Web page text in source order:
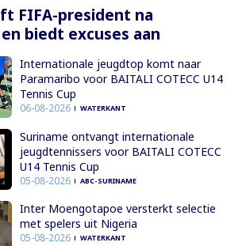
FIFA-president na
biedt excuses aan
Internationale jeugdtop komt naar
Paramaribo voor BAITALI COTECC U14
Tennis Cup
06-08-2026 WATERKANT
Suriname ontvangt internationale
jeugdtennissers voor BAITALI COTECC
U14 Tennis Cup
05-08-2026 ABC-SURINAME
Inter Moengotapoe versterkt selectie
met spelers uit Nigeria
05-08-2026 WATERKANT